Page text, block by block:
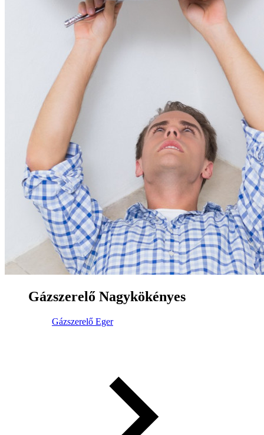
Gázszerelő Nagykökényes
Gázszerelő Eger